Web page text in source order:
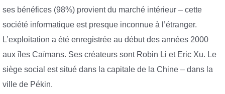
ses bénéfices (98%) provient du marché intérieur – cette
société informatique est presque inconnue à l’étranger.
L’exploitation a été enregistrée au début des années 2000
aux îles Caïmans. Ses créateurs sont Robin Li et Eric Xu. Le
siège social est situé dans la capitale de la Chine – dans la
ville de Pékin.